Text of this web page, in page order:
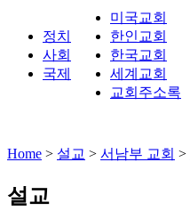
정치
사회
국제
미국교회
한인교회
한국교회
세계교회
교회주소록
Home > 설교 > 서남부 교회 >
설교